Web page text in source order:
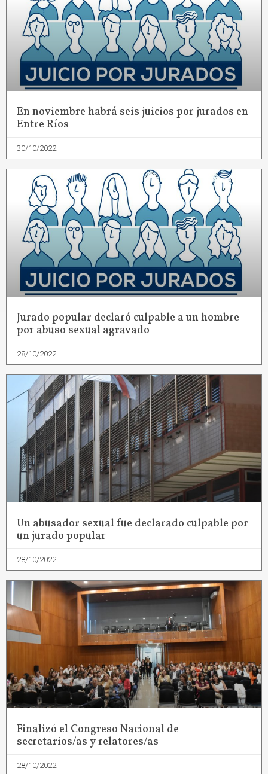
En noviembre habrá seis juicios por jurados en
Entre Ríos
30/10/2022
Jurado popular declaró culpable a un hombre
por abuso sexual agravado
28/10/2022
Un abusador sexual fue declarado culpable por
un jurado popular
28/10/2022
Finalizó el Congreso Nacional de
secretarios/as y relatores/as
28/10/2022